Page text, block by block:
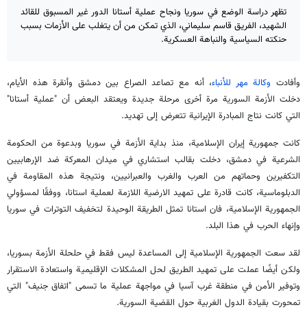
تظهر دراسة الوضع في سوريا ونجاح عملية أستانا الدور غير المسبوق للقائد
الشهيد، الفريق قاسم سليماني، الذي تمكن من أن يتغلب على الأزمات بسبب
حنكته السياسية والنباهة العسكرية.
وأفادت وكالة مهر للأنباء، أنه مع تصاعد الصراع بين دمشق وأنقرة هذه الأيام،
دخلت الأزمة السورية مرة أخرى مرحلة جديدة ويعتقد البعض أن "عملية أستانا"
التي كانت نتاج المبادرة الإيرانية تتعرض إلى تهديد.
كانت جمهورية إيران الإسلامية، منذ بداية الأزمة في سوريا وبدعوة من الحكومة
الشرعية في دمشق، دخلت بقالب استشاري في ميدان المعركة ضد الإرهابيين
التكفيرين وحماتهم من العرب والغرب والعبرانيين، ونتيجة هذه المقاومة في
الدبلوماسية، كانت قادرة على تمهيد الارضية اللازمة لعملية استانا، ووفقًا لمسؤولي
الجمهورية الإسلامية، فان استانا تمثل الطريقة الوحيدة لتخفيف التوترات في سوريا
وإنهاء الحرب في هذا البلد.
لقد سعت الجمهورية الإسلامية إلى المساعدة ليس فقط في حلحلة الأزمة بسوريا،
ولكن أيضًا عملت على تمهيد الطريق لحل المشكلات الإقليمية واستعادة الاستقرار
وتوفير الأمن في منطقة غرب آسيا في مواجهة عملية ما تسمى "اتفاق جنيف" التي
تمحورت بقيادة الدول الغربية حول القضية السورية.